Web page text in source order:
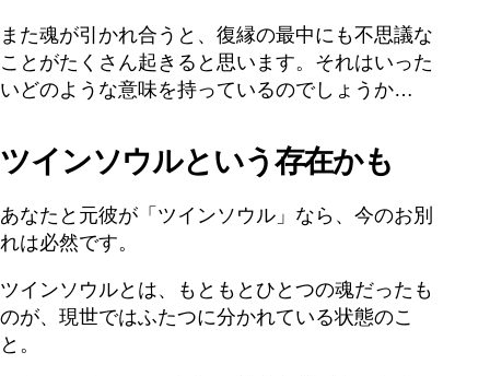
また魂が引かれ合うと、復縁の最中にも不思議な
ことがたくさん起きると思います。それはいった
いどのような意味を持っているのでしょうか…
ツインソウルという存在かも
あなたと元彼が「ツインソウル」なら、今のお別
れは必然です。
ツインソウルとは、もともとひとつの魂だったも
のが、現世ではふたつに分かれている状態のこ
と。